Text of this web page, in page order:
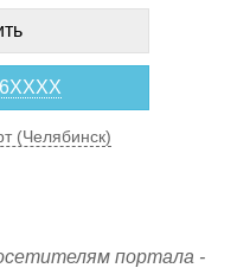
(Челябинск)
портала -